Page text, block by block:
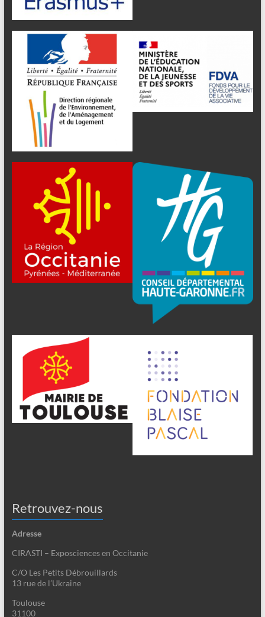
Retrouvez-nous
Adresse
CIRASTI – Exposciences en Occitanie
C/O Les Petits Débrouillards
13 rue de l’Ukraine
Toulouse
31100